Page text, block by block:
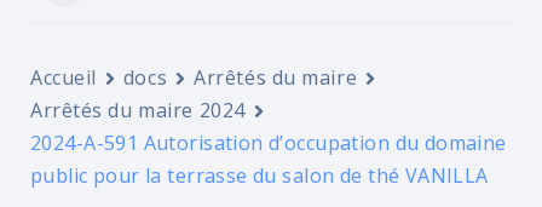
Accueil docs
Arrêtés du maire
Arrêtés du maire 2024
2024-A-591 Autorisation d’occupation du domaine
public pour la terrasse du salon de thé VANILLA